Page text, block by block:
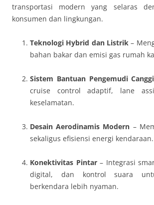
transportasi modern yang selaras
konsumen dan lingkungan.
Teknologi Hybrid dan Listrik –
bahan bakar dan emisi gas rumah
Sistem Bantuan Pengemudi
cruise control adaptif, lane
keselamatan.
Desain Aerodinamis Modern –
sekaligus efisiensi energi kendaraan.
Konektivitas Pintar– Integrasi
digital, dan kontrol suara
berkendara lebih nyaman.